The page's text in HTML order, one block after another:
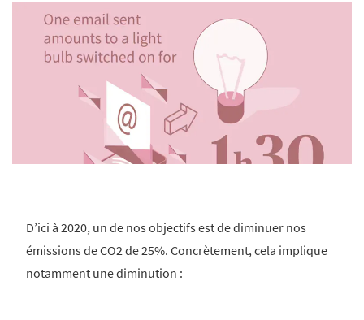
D’ici à 2020, un de nos objectifs est de diminuer nos
émissions de CO2 de 25%. Concrètement, cela implique
notamment une diminution :